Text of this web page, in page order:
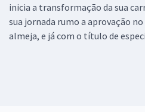
inicia a transformação da sua
sua jornada rumo a aprovação
almeja, e já com o título de